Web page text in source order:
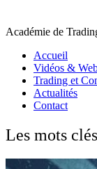
Académie de
Accueil
Vidéos &
Trading et
Actualités
Contact
Les mots